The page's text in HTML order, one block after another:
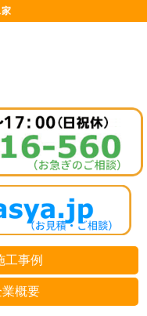
工事例
業概要